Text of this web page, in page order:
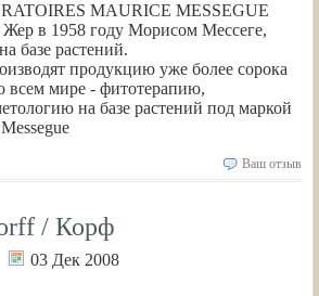
MAURICE MESSEGUE
Жер в 1958 году Морисом Мессеге,
базе растений.
продукцию уже более сорока
всем мире - фитотерапию,
на базе растений под маркой
Ваш отзыв
/ Корф
03 Дек 2008